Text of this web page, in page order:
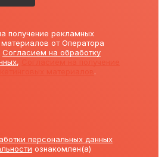
получение рекламных
от Оператора
Согласием на обработку
,
.
персональных данных
ознакомлен(а)